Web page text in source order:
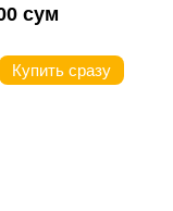
сум
Купить сразу